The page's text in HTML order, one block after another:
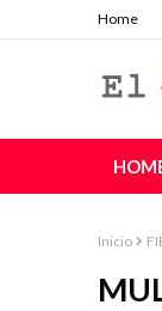
Home
Inicio